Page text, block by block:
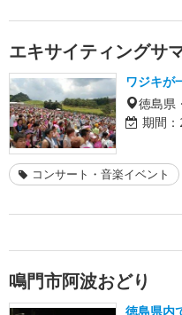
エキサイティングサ
ワジキが
徳島県
期間：
コンサート・音楽イベント
鳴門市阿波おどり
徳島県内